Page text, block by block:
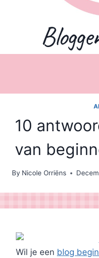
10
van
By Nicole Orriëns
Wil je een blog